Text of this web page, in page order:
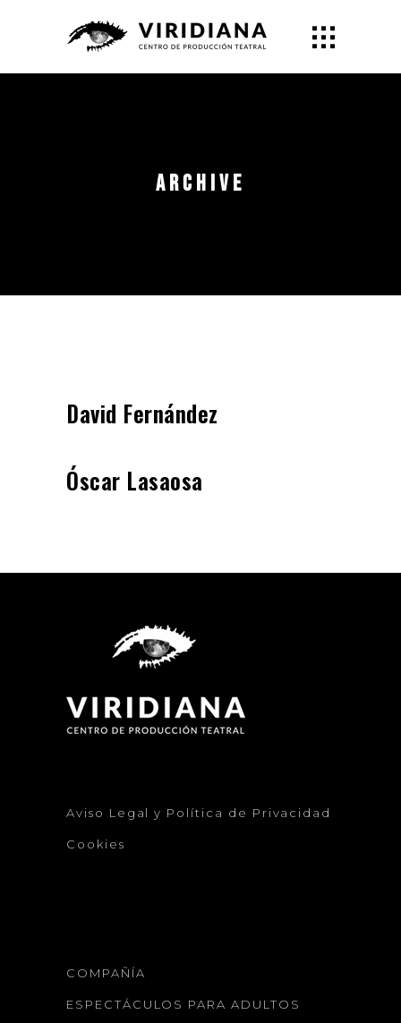
Archive
David Fernández
Óscar Lasaosa
Aviso Legal y Política de Privacidad
Cookies
COMPAÑÍA
ESPECTÁCULOS PARA ADULTOS